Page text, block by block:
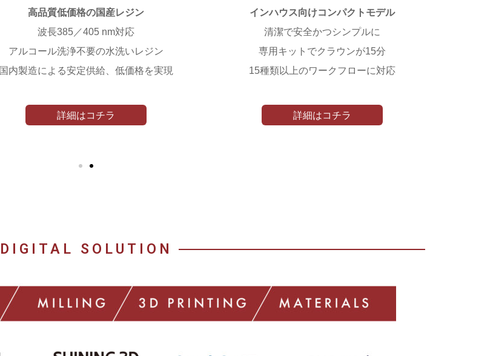
高品質低価格の国産レジン
波長385／405 nm対応
アルコール洗浄不要の水洗いレジン
国内製造による安定供給、低価格を実現
詳細はコチラ
インハウス向けコンパクトモデル
清潔で安全かつシンプルに
専用キットでクラウンが15分
15種類以上のワークフローに対応
詳細はコチラ
DIGITAL SOLUTION